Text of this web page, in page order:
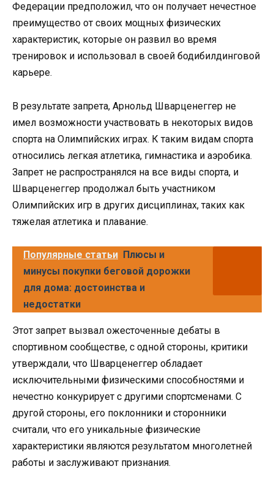
Федерации предположил, что он получает нечестное
преимущество от своих мощных физических
характеристик, которые он развил во время
тренировок и использовал в своей бодибилдинговой
карьере.
В результате запрета, Арнольд Шварценеггер не
имел возможности участвовать в некоторых видов
спорта на Олимпийских играх. К таким видам спорта
относились легкая атлетика, гимнастика и аэробика.
Запрет не распространялся на все виды спорта, и
Шварценеггер продолжал быть участником
Олимпийских игр в других дисциплинах, таких как
тяжелая атлетика и плавание.
Популярные статьи Плюсы и
минусы покупки беговой дорожки
для дома: достоинства и
недостатки
Этот запрет вызвал ожесточенные дебаты в
спортивном сообществе, с одной стороны, критики
утверждали, что Шварценеггер обладает
исключительными физическими способностями и
нечестно конкурирует с другими спортсменами. С
другой стороны, его поклонники и сторонники
считали, что его уникальные физические
характеристики являются результатом многолетней
работы и заслуживают признания.